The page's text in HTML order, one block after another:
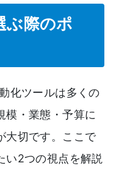
ぶ際のポ
化ツールは多くの
模・業態・予算に
大切です。ここで
い2つの視点を解説